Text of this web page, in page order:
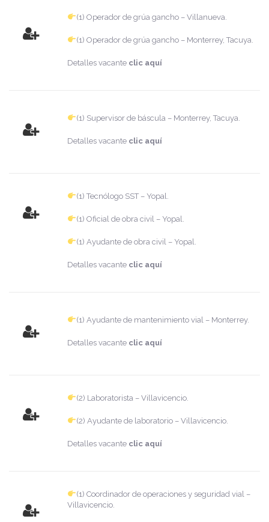
(1) Operador de grúa gancho – Villanueva.
(1) Operador de grúa gancho – Monterrey, Tacuya.
Detalles vacante clic aquí
(1) Supervisor de báscula – Monterrey, Tacuya.
Detalles vacante clic aquí
(1) Tecnólogo SST – Yopal.
(1) Oficial de obra civil – Yopal.
(1) Ayudante de obra civil – Yopal.
Detalles vacante clic aquí
(1) Ayudante de mantenimiento vial – Monterrey.
Detalles vacante clic aquí
(2) Laboratorista – Villavicencio.
(2) Ayudante de laboratorio – Villavicencio.
Detalles vacante clic aquí
(1) Coordinador de operaciones y seguridad vial –
Villavicencio.